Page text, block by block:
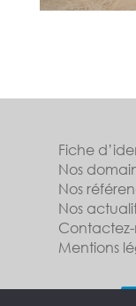
Fiche
Nos
Nos
Nos
Mentions